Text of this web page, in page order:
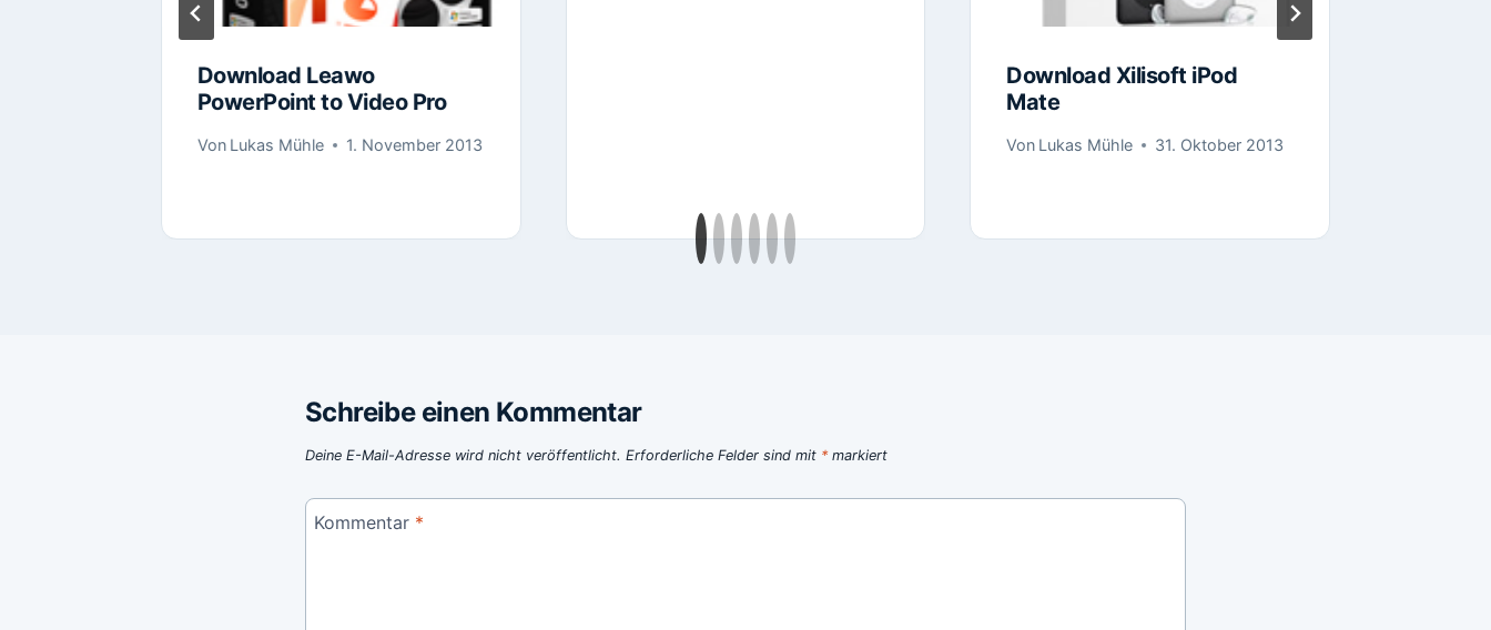
Download Leawo
PowerPoint to Video Pro
Von Lukas Mühle 1. November 2013
Download Xilisoft iPod
Mate
Von Lukas Mühle 31. Oktober 2013
Schreibe einen Kommentar
Deine E-Mail-Adresse wird nicht veröffentlicht. Erforderliche Felder sind mit *markiert
Kommentar *